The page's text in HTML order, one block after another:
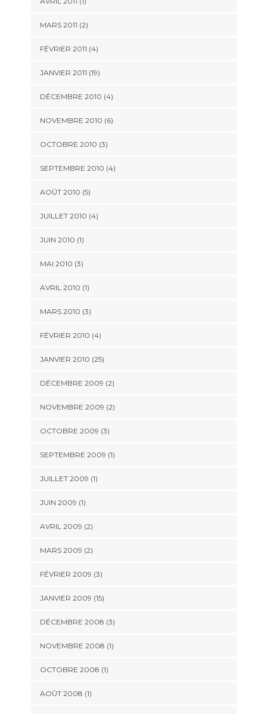
MARS 2011 (2)
FÉVRIER 2011 (4)
JANVIER 2011 (19)
DÉCEMBRE 2010 (4)
NOVEMBRE 2010 (6)
OCTOBRE 2010 (3)
SEPTEMBRE 2010 (4)
AOÛT 2010 (5)
JUILLET 2010 (4)
JUIN 2010 (1)
MAI 2010 (3)
AVRIL 2010 (1)
MARS 2010 (3)
FÉVRIER 2010 (4)
JANVIER 2010 (25)
DÉCEMBRE 2009 (2)
NOVEMBRE 2009 (2)
OCTOBRE 2009 (3)
SEPTEMBRE 2009 (1)
JUILLET 2009 (1)
JUIN 2009 (1)
AVRIL 2009 (2)
MARS 2009 (2)
FÉVRIER 2009 (3)
JANVIER 2009 (15)
DÉCEMBRE 2008 (3)
NOVEMBRE 2008 (1)
OCTOBRE 2008 (1)
AOÛT 2008 (1)